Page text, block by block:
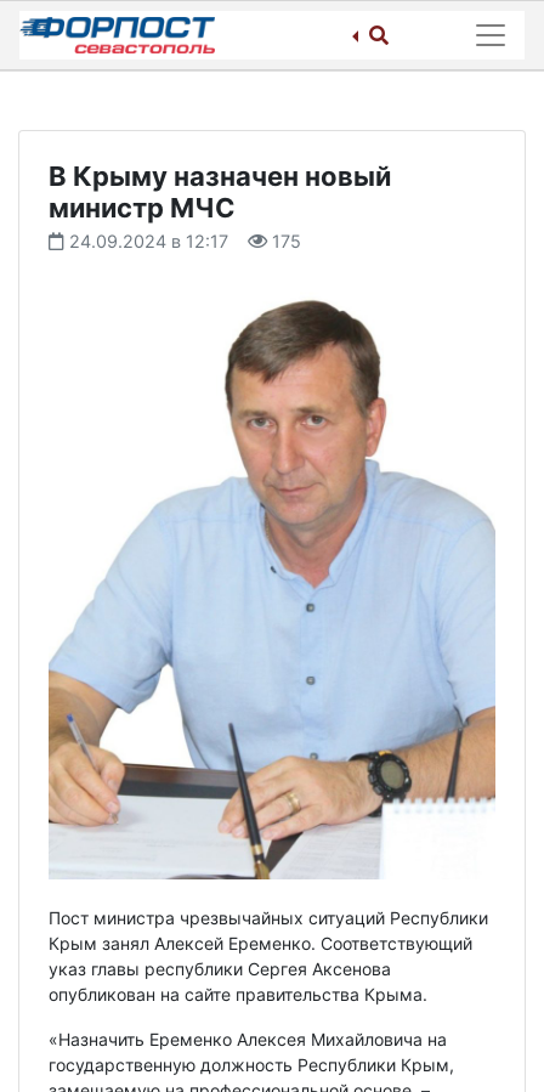
Skip
content
В Крыму назначен новый
министр МЧС
24.09.2024 в 12:17 175
Пост министра чрезвычайных ситуаций Республики
Крым занял Алексей Еременко. Соответствующий
указ главы республики Сергея Аксенова
опубликован на сайте правительства Крыма.
«Назначить Еременко Алексея Михайловича на
государственную должность Республики Крым,